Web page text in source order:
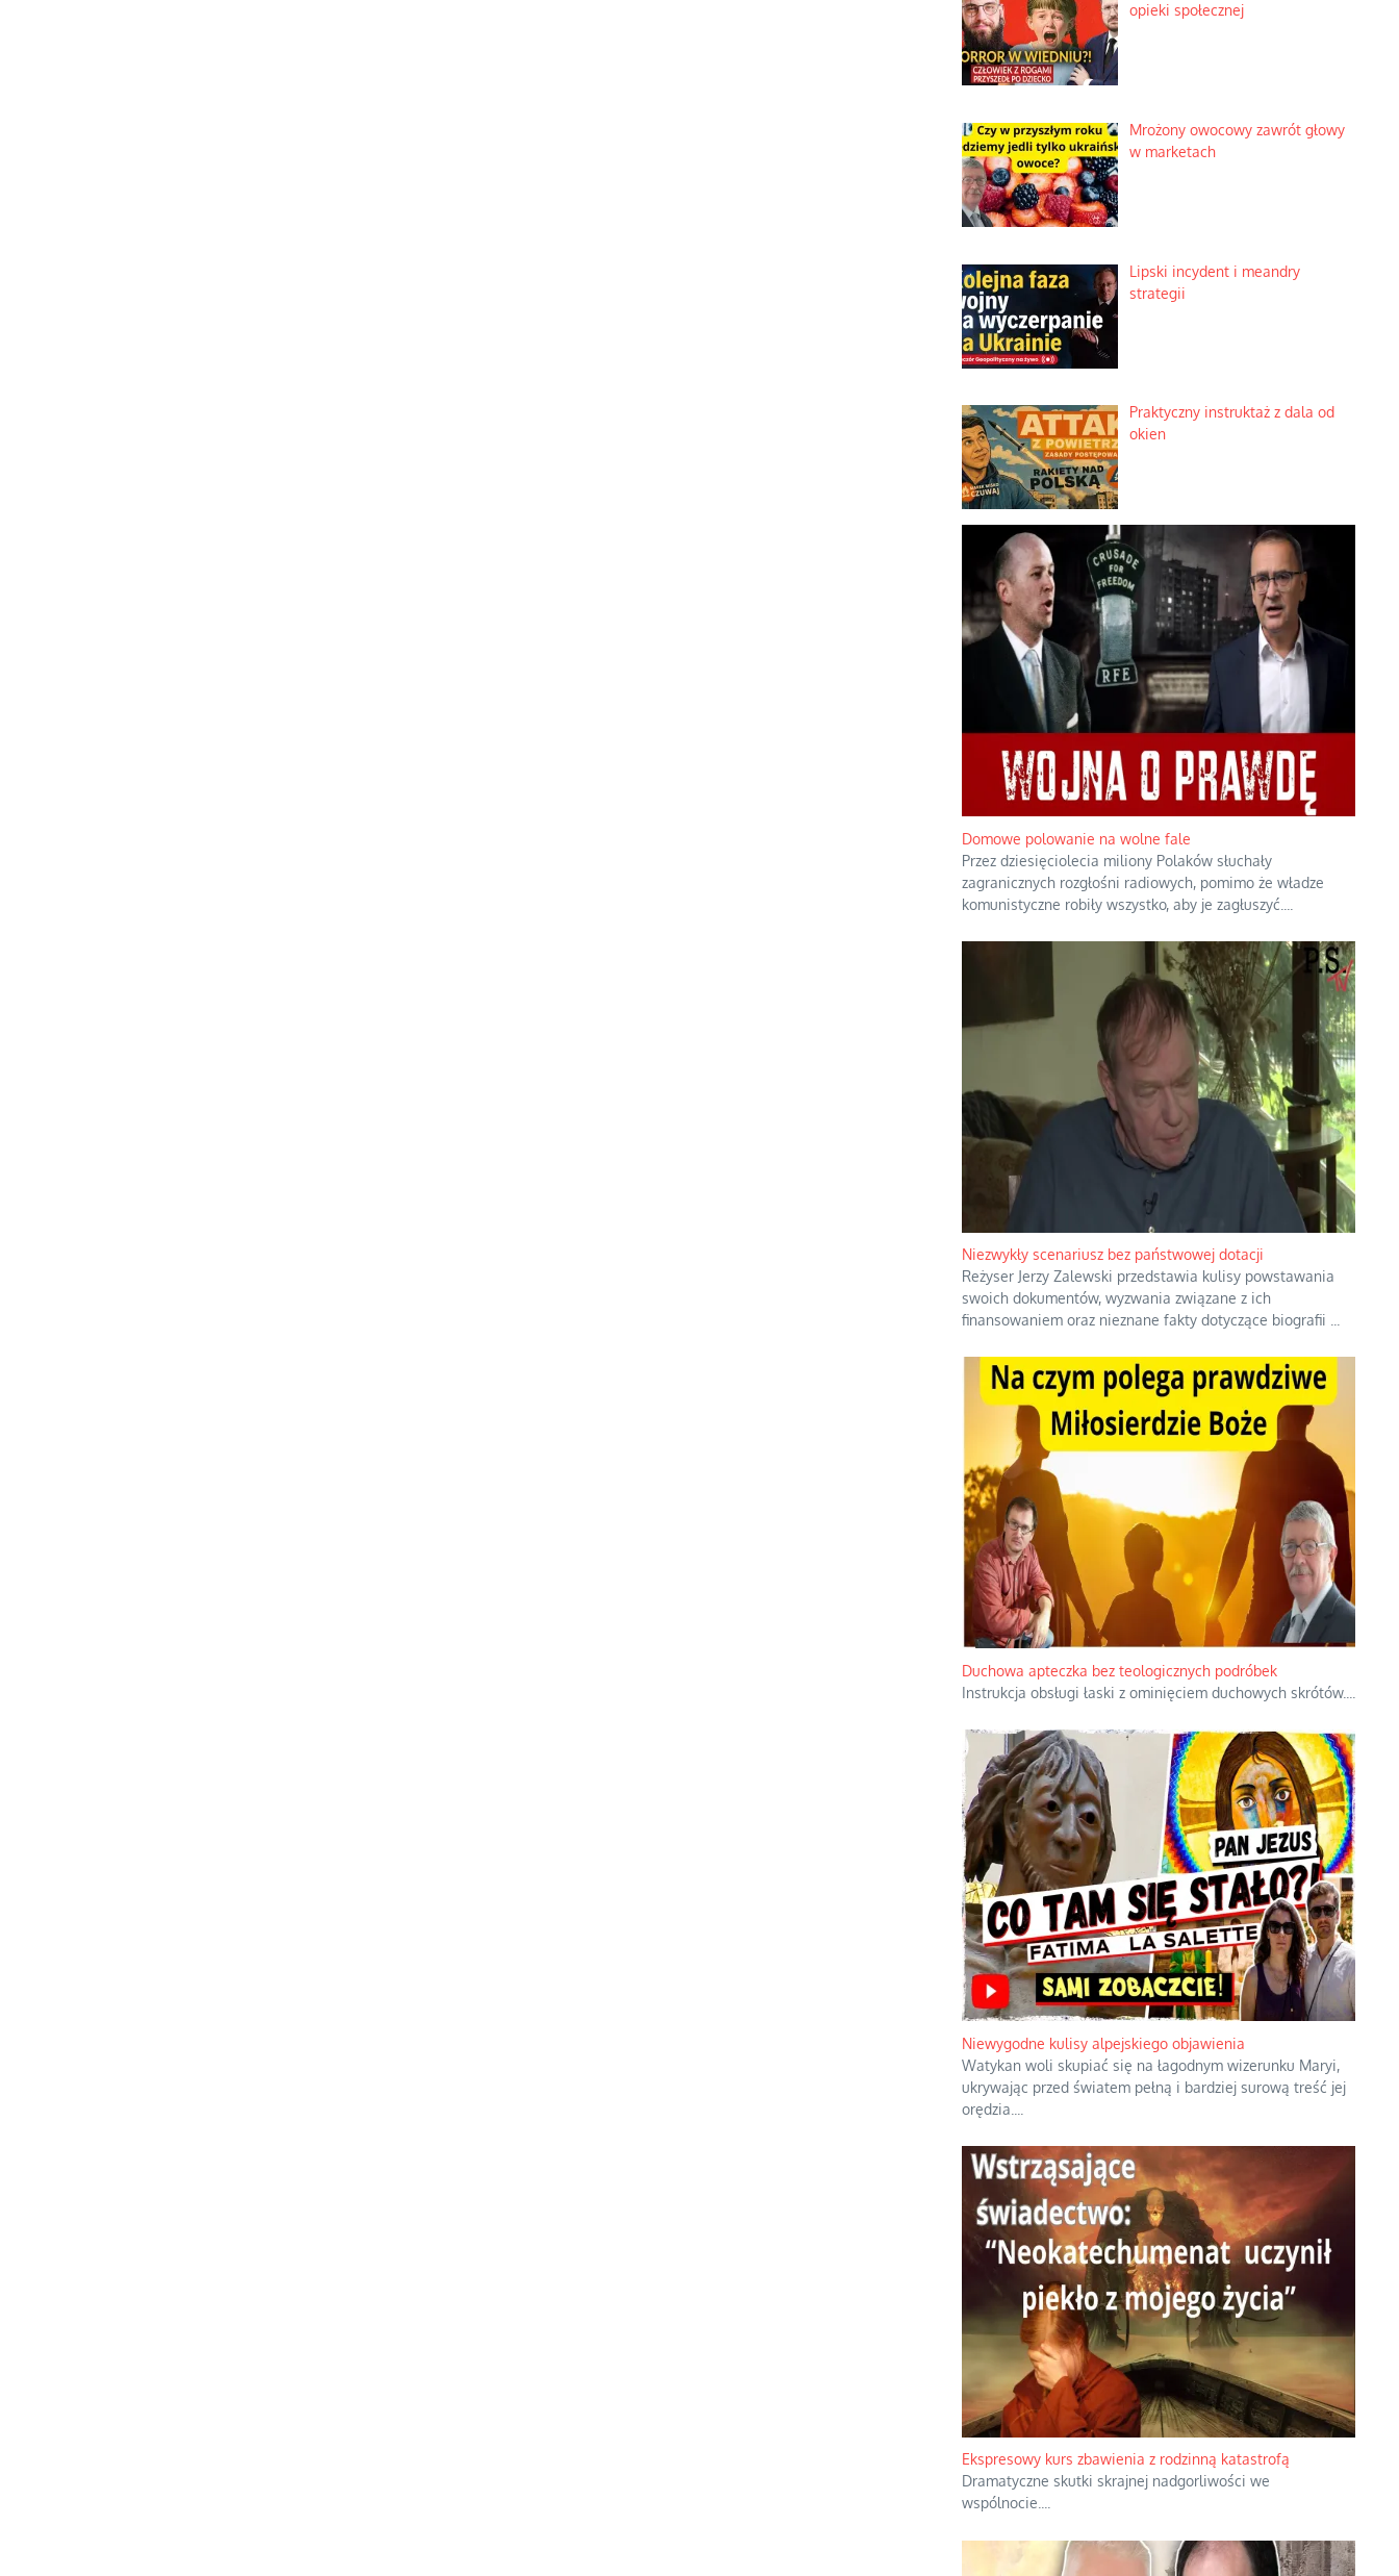
opieki społecznej
Mrożony owocowy zawrót głowy
w marketach
Lipski incydent i meandry
strategii
Praktyczny instruktaż z dala od
okien
Domowe polowanie na wolne fale
Przez dziesięciolecia miliony Polaków słuchały
zagranicznych rozgłośni radiowych, pomimo że władze
komunistyczne robiły wszystko, aby je zagłuszyć.
Niezwykły scenariusz bez państwowej dotacji
Reżyser Jerzy Zalewski przedstawia kulisy powstawania
swoich dokumentów, wyzwania związane z ich
finansowaniem oraz nieznane fakty dotyczące biografii
Duchowa apteczka bez teologicznych podróbek
Instrukcja obsługi łaski z ominięciem duchowych skrótów.
Niewygodne kulisy alpejskiego objawienia
Watykan woli skupiać się na łagodnym wizerunku Maryi,
ukrywając przed światem pełną i bardziej surową treść jej
orędzia.
Ekspresowy kurs zbawienia z rodzinną katastrofą
Dramatyczne skutki skrajnej nadgorliwości we
wspólnocie.